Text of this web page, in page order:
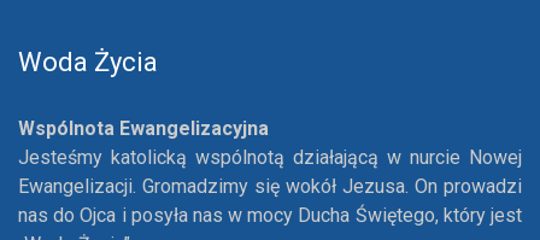
Woda Życia
Wspólnota Ewangelizacyjna
Jesteśmy katolicką wspólnotą działającą w nurcie Nowej
Ewangelizacji. Gromadzimy się wokół Jezusa. On prowadzi
nas do Ojca i posyła nas w mocy Ducha Świętego, który jest